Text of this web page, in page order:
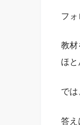
フォ
教材
ほと
では
答え